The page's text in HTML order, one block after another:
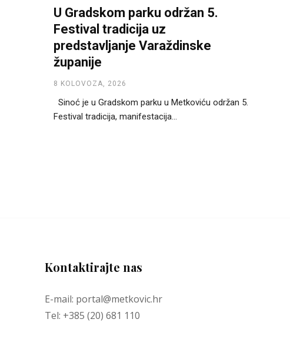
U Gradskom parku održan 5.
Festival tradicija uz
predstavljanje Varaždinske
županije
8 KOLOVOZA, 2026
Sinoć je u Gradskom parku u Metkoviću održan 5.
Festival tradicija, manifestacija...
Kontaktirajte nas
E-mail: portal@metkovic.hr
Tel: +385 (20) 681 110